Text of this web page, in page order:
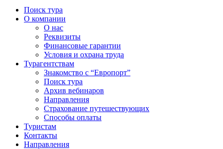
Поиск тура
О компании
О нас
Реквизиты
Финансовые гарантии
Условия и охрана труда
Турагентствам
Знакомство с “Европорт”
Поиск тура
Архив вебинаров
Направления
Страхование путешествующих
Способы оплаты
Туристам
Контакты
Направления